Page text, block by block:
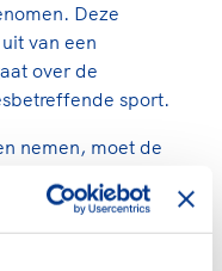
Deze
van een
over de
sport.
nemen, moet de